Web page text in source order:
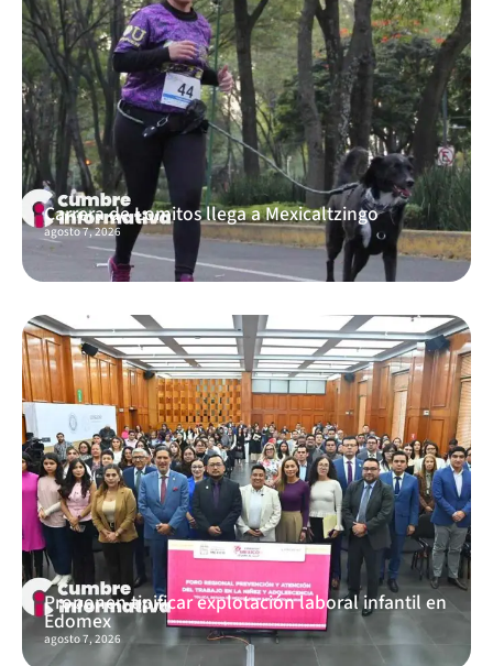
Carrera de Lomitos llega a Mexicaltzingo
agosto 7, 2026
Proponen tipificar explotación laboral infantil en
Edomex
agosto 7, 2026